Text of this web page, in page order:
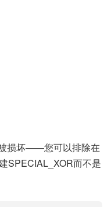
损坏——您可以排除在
SPECIAL_XOR而不是